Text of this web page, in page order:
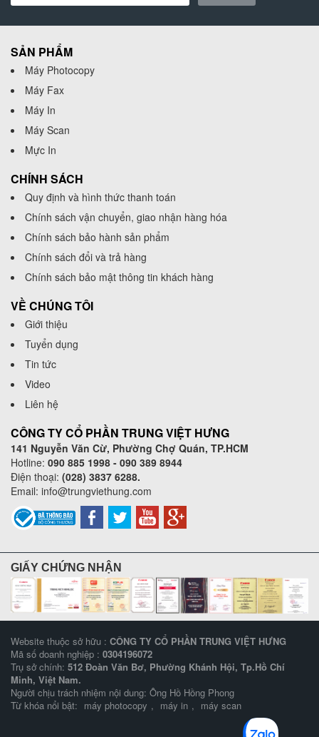
SẢN PHẨM
Máy Photocopy
Máy Fax
Máy In
Máy Scan
Mực In
CHÍNH SÁCH
Quy định và hình thức thanh toán
Chính sách vận chuyển, giao nhận hàng hóa
Chính sách bảo hành sản phẩm
Chính sách đổi và trả hàng
Chính sách bảo mật thông tin khách hàng
VỀ CHÚNG TÔI
Giới thiệu
Tuyển dụng
Tin tức
Video
Liên hệ
CÔNG TY CỔ PHẦN TRUNG VIỆT HƯNG
141 Nguyễn Văn Cừ, Phường Chợ Quán, TP.HCM
Hotline: 090 885 1998 - 090 389 8944
Điện thoại: (028) 3837 6288.
Email: info@trungviethung.com
GIẤY CHỨNG NHẬN
Website thuộc sở hữu : CÔNG TY CỔ PHẦN TRUNG VIỆT HƯNG
Mã số doanh nghiệp : 0304196072
Trụ sở chính: 512 Đoàn Văn Bơ, Phường Khánh Hội, Tp.Hồ Chí
Minh, Việt Nam.
Người chịu trách nhiệm nội dung: Ông Hồ Hồng Phong
Từ khóa nổi bật: máy photocopy , máy in , máy scan